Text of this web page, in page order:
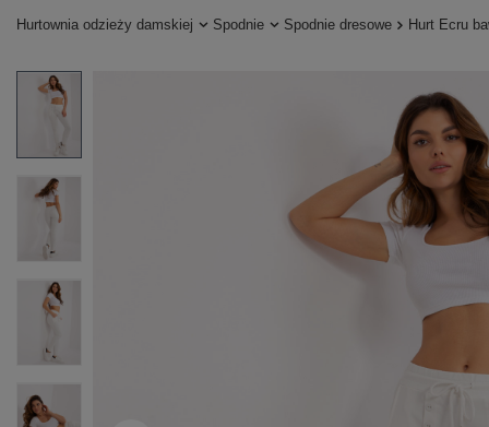
Hurtownia odzieży damskiej Spodnie Spodnie dresowe Hurt Ecru